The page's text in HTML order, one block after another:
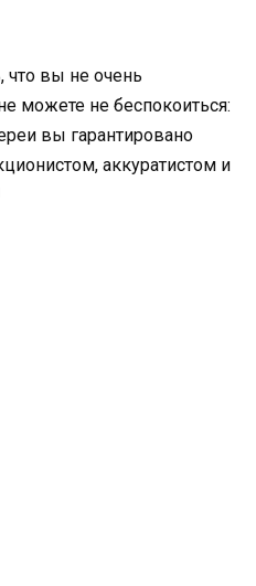
что вы не очень
можете не беспокоиться:
вы гарантировано
аккуратистом и